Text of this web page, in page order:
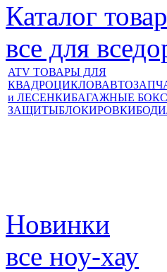
Каталог
все для
ATV ТОВАРЫ ДЛЯ
КВАДРОЦИКЛОВ
и ЛЕСЕНКИБАГАЖНЫЕ
ЗАЩИТЫБЛОКИРОВКИ
Новинки
все ноу-хау